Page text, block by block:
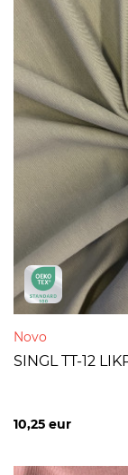
Novo
SINGL TT-12
10,25 eur